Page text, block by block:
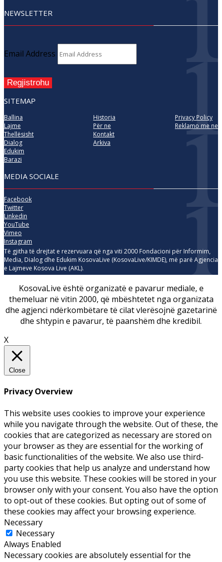
NEWSLETTER
Email Address
Regjistrohu
SITEMAP
Ballina
Lajme
Thellësisht
Dialog
Edukim
Barazi
Historia
Për ne
Kontakt
Arkiva
Privacy Policy
Reklamo me ne
MEDIA SOCIALE
Facebook
Twitter
Linkedin
YouTube
Vimeo
Instagram
Të gjitha të drejtat e rezervuara që nga viti 2000 Fondacioni për Informim,
Media, Dialog dhe Edukim KosovaLive (KosovaLive/KIMDE), më parë Agjencia
e Lajmeve Kosova Live (AKL).
KosovaLive është organizatë e pavarur mediale, e
themeluar në vitin 2000, që mbështetet nga organizata
dhe agjenci ndërkombëtare të cilat vlerësojnë gazetarinë
dhe shtypin e pavarur, të paanshëm dhe kredibil.
X
Close
Privacy Overview
This website uses cookies to improve your experience
while you navigate through the website. Out of these, the
cookies that are categorized as necessary are stored on
your browser as they are essential for the working of
basic functionalities of the website. We also use third-
party cookies that help us analyze and understand how
you use this website. These cookies will be stored in your
browser only with your consent. You also have the option
to opt-out of these cookies. But opting out of some of
these cookies may affect your browsing experience.
Necessary
Necessary
Always Enabled
Necessary cookies are absolutely essential for the